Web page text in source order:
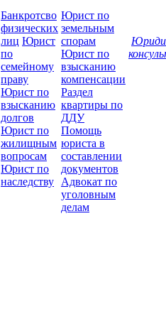
Банкротсво
физических
лиц Юрист
по
семейному
праву
Юрист по
взысканию
долгов
Юрист по
жилищным
вопросам
Юрист по
наследству
Юрист по
земельным
спорам
Юрист по
взысканию
компенсации
Раздел
квартиры по
ДДУ
Помощь
юриста в
составлении
документов
Адвокат по
уголовным
делам